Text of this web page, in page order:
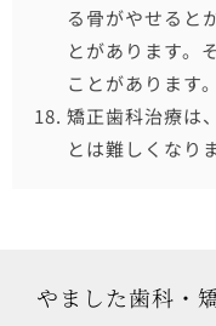
る骨がやせると
とがあります。
ことがあります。
矯正歯科治療は
とは難しくなり
やました歯科・